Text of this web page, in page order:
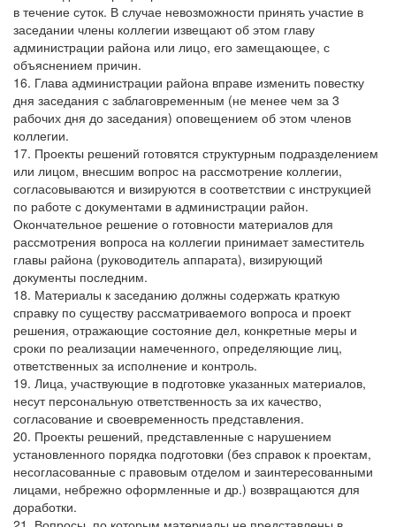
в течение суток. В случае невозможности принять участие в
заседании члены коллегии извещают об этом главу
администрации района или лицо, его замещающее, с
объяснением причин.
16. Глава администрации района вправе изменить повестку
дня заседания с заблаговременным (не менее чем за 3
рабочих дня до заседания) оповещением об этом членов
коллегии.
17. Проекты решений готовятся структурным подразделением
или лицом, внесшим вопрос на рассмотрение коллегии,
согласовываются и визируются в соответствии с инструкцией
по работе с документами в администрации район.
Окончательное решение о готовности материалов для
рассмотрения вопроса на коллегии принимает заместитель
главы района (руководитель аппарата), визирующий
документы последним.
18. Материалы к заседанию должны содержать краткую
справку по существу рассматриваемого вопроса и проект
решения, отражающие состояние дел, конкретные меры и
сроки по реализации намеченного, определяющие лиц,
ответственных за исполнение и контроль.
19. Лица, участвующие в подготовке указанных материалов,
несут персональную ответственность за их качество,
согласование и своевременность представления.
20. Проекты решений, представленные с нарушением
установленного порядка подготовки (без справок к проектам,
несогласованные с правовым отделом и заинтересованными
лицами, небрежно оформленные и др.) возвращаются для
доработки.